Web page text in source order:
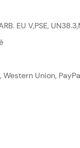
EU V,PSE,
Western Union,